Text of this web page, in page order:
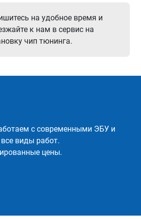
на удобное время и
к нам в сервис на
чип тюнинга.
с современными ЭБУ и
виды работ.
цены.